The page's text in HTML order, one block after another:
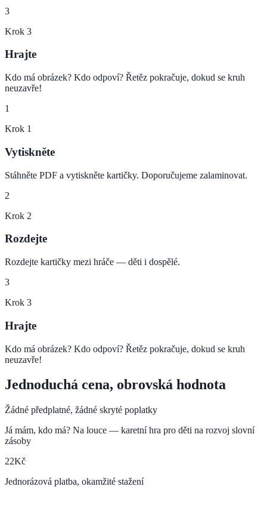
3
Krok 3
Hrajte
Kdo má obrázek? Kdo odpoví? Řetěz pokračuje, dokud se kruh
neuzavře!
1
Krok 1
Vytiskněte
Stáhněte PDF a vytiskněte kartičky. Doporučujeme zalaminovat.
2
Krok 2
Rozdejte
Rozdejte kartičky mezi hráče — děti i dospělé.
3
Krok 3
Hrajte
Kdo má obrázek? Kdo odpoví? Řetěz pokračuje, dokud se kruh
neuzavře!
Jednoduchá cena, obrovská hodnota
Žádné předplatné, žádné skryté poplatky
Já mám, kdo má? Na louce — karetní hra pro děti na rozvoj slovní
zásoby
22Kč
Jednorázová platba, okamžité stažení